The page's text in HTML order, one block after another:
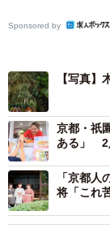
昨日の午後3時
が変わり、組み
験有り」と言い
回復したのです
す。
壇々御修
（民部掌
昨、御目
Sponsored by
【写真
京都・祇
ある」 2
「京都
将「これ